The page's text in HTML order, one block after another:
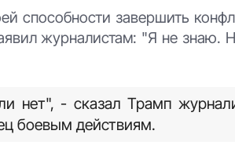
способности завершить
журналистам: "Я не знаю.
нет", - сказал Трамп
боевым действиям.